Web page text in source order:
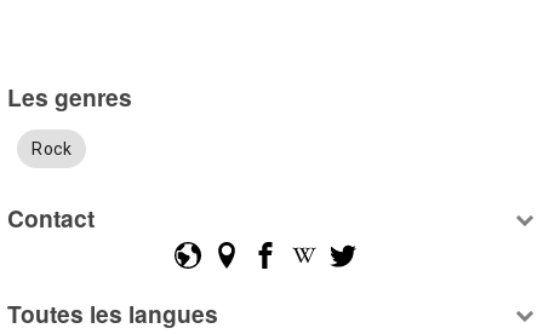
Les genres
Rock
Contact
Toutes les langues